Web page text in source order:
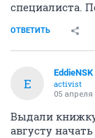
специалиста.
ОТВЕТИТЬ
E
EddieNSK
activist
05 апреля
Выдали
августу